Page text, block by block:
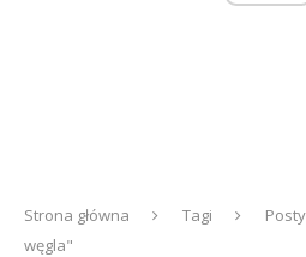
Strona główna Tagi
węgla"